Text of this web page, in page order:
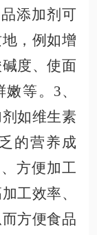
品添加剂可
，例如增
度、使面
嫩等 。 3、
剂如维生素
的营养成
方便加工
工效率、
方便食品